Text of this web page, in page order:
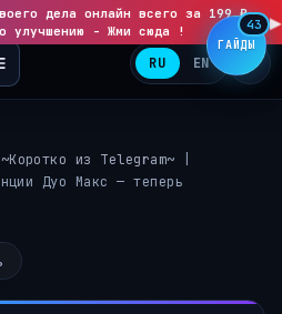
дела онлайн всего за 199 ₽
улучшению - Жми сюда !
▶
RU EN
из Telegram~
Дуо Макс — теперь
ГАЙДЫ
43